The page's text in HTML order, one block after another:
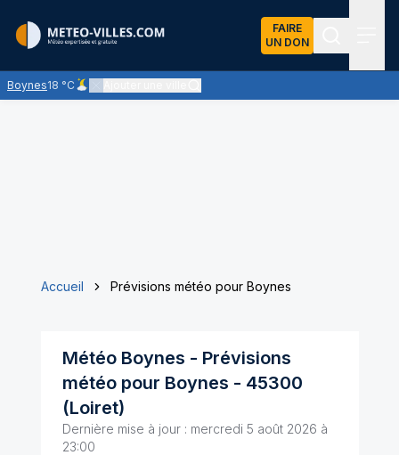
FAIRE
UN DON
Boynes18 °C
Ciel peu nuageux - les éclaircies dominent largement
Accueil Prévisions météo pour Boynes
Météo Boynes - Prévisions
météo pour Boynes - 45300
(Loiret)
Dernière mise à jour : mercredi 5 août 2026 à
23:00